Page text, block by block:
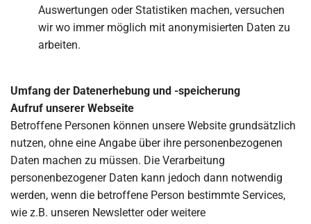
Auswertungen oder Statistiken machen, versuchen
wir wo immer möglich mit anonymisierten Daten zu
arbeiten.
Umfang der Datenerhebung und -speicherung
Aufruf unserer Webseite
Betroffene Personen können unsere Website grundsätzlich
nutzen, ohne eine Angabe über ihre personenbezogenen
Daten machen zu müssen. Die Verarbeitung
personenbezogener Daten kann jedoch dann notwendig
werden, wenn die betroffene Person bestimmte Services,
wie z.B. unseren Newsletter oder weitere